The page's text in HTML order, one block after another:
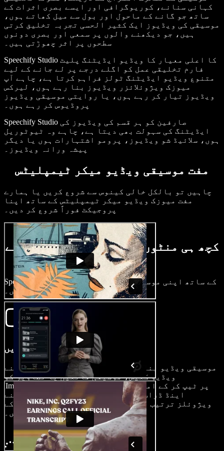
کہانی سنانے، کوریوگرافی اور ایسے بصری اثرات کے
ساتھ جو گانے کے ماحول اور بول سے میل کھاتے ہوں،
موسیقی کی ویڈیوز ایک کثیر الحسی تجربہ تخلیق کرتی
ہیں، جو دیکھنے والوں پر سمعی اور بصری دونوں
سطحوں پر اثر چھوڑتی ہیں۔
Speechify Studio کا اعلی معیار کا ویڈیو ایڈیٹنگ پلیٹ
فارم تخلیقی عمل کو اگلے درجے پر لے جانے کے لیے
متنوع ویڈیو ایڈیٹنگ ٹولز فراہم کرتا ہے، چاہے آپ
میوزک ویژوئلائزر ویڈیوز بنا رہے ہوں، لیرکس
ویڈیوز تیار کر رہے ہوں، یا روایتی موسیقی ویڈیوز
پروڈیوس کر رہے ہوں۔
Speechify Studio صارفین کو ہر قسم کی ویڈیوز کی
ایڈیٹنگ کی سہولت بھی دیتا ہے، چاہے وہ ٹیوٹوریل
ہوں، سلائیڈ شو ویڈیوز، پرومو اشتہارات ہوں یا دیگر
پیشہ ورانہ ویڈیوز۔
مفت موسیقی ویڈیو میکر ٹیمپلیٹس
چاہیں تو بالکل خالی کینوس سے شروع کریں یا ہمارے
مفت میوزک ویڈیو میکر ٹیمپلیٹس کے ساتھ اپنا
پروجیکٹ فوراً شروع کر دیں۔
کچھ ہی منٹوں میں موسیقی ویڈیو کیسے
بنائیں
Speechify Studio کے ساتھ اپنی موسیقی ویڈیو کے آئیڈیا
کو فوراً حقیقت میں بدلیں۔
اپنا ویڈیو امپورٹ کریں
موسیقی ویڈیو بنانے کا عمل شروع کرنے کے لیے، اپنے
ویڈیو کلپس، موسیقی فائلیں یا تصاویر کو
'Images/Videos' پر ٹیپ کر کے امپورٹ کریں۔ آسان ڈریگ
اینڈ ڈراپ فنکشن کی مدد سے آپ باآسانی اپنے
ویژوئلز ترتیب دے کر انہیں اپنی موسیقی کے رِدم کے
ساتھ ہم آہنگ کر سکتے ہیں۔